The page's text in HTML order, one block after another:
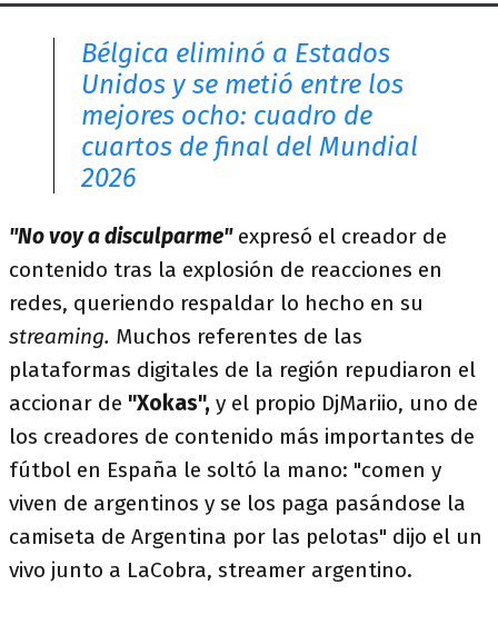
Bélgica eliminó a Estados
Unidos y se metió entre los
mejores ocho: cuadro de
cuartos de final del Mundial
2026
"No voy a disculparme"expresó el creador de
contenido tras la explosión de reacciones en
redes, queriendo respaldar lo hecho en su
streaming. Muchos referentes de las
plataformas digitales de la región repudiaron el
accionar de "Xokas", y el propio DjMariio, uno de
los creadores de contenido más importantes de
fútbol en España le soltó la mano: "comen y
viven de argentinos y se los paga pasándose la
camiseta de Argentina por las pelotas" dijo el un
vivo junto a LaCobra, streamer argentino.